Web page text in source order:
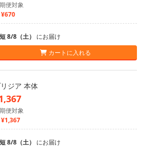
便対象
¥670
8/8（土） にお届け
カートに入れる
ジア 本体
便対象
¥1,367
8/8（土） にお届け